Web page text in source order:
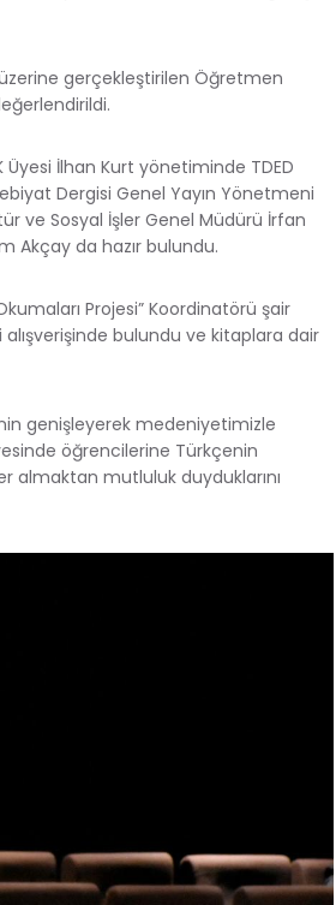
gerçekleştirilen Öğretmen
İlhan Kurt yönetiminde TDED
Dergisi Genel Yayın Yönetmeni
ve Sosyal İşler Genel Müdürü İrfan
Akçay da hazır bulundu.
Projesi” Koordinatörü şair
bulundu ve kitaplara dair
genişleyerek medeniyetimizle
öğrencilerine Türkçenin
almaktan mutluluk duyduklarını